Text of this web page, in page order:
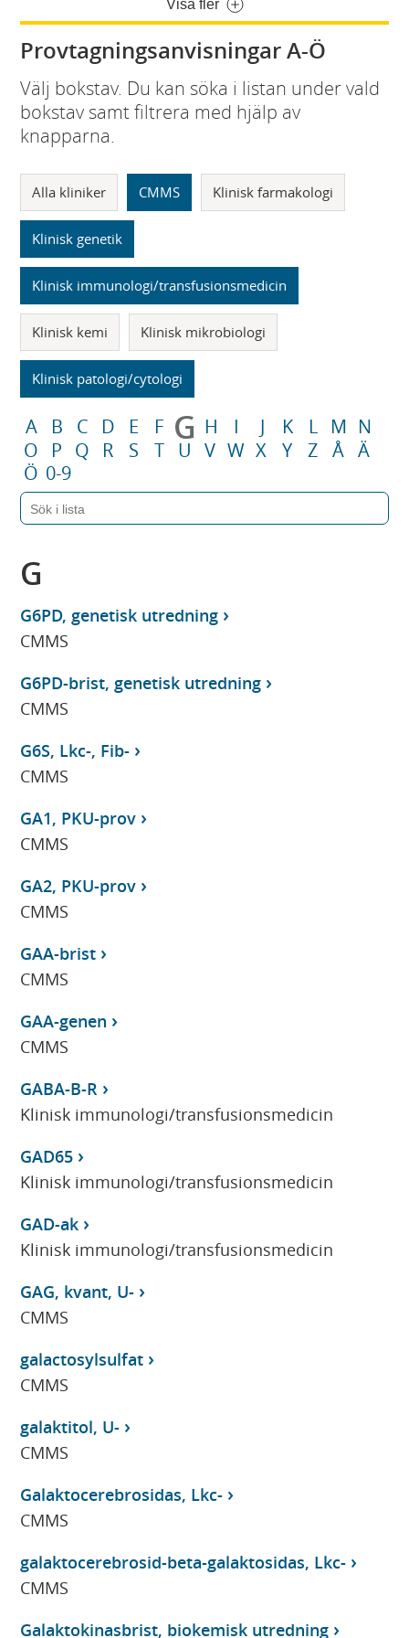
Visa fler
Provtagningsanvisningar A-Ö
Välj bokstav. Du kan söka i listan under vald
bokstav samt filtrera med hjälp av
knapparna.
Alla kliniker CMMS Klinisk farmakologi
Klinisk genetik
Klinisk immunologi/transfusionsmedicin
Klinisk kemi Klinisk mikrobiologi
Klinisk patologi/cytologi
A B C D E F G H I J K L M N
O
P Q R S T U V W X Y Z Å Ä
Ö 0-9
G
G6PD, genetisk utredning
CMMS
G6PD-brist, genetisk utredning
CMMS
G6S, Lkc-, Fib-
CMMS
GA1, PKU-prov
CMMS
GA2, PKU-prov
CMMS
GAA-brist
CMMS
GAA-genen
CMMS
GABA-B-R
Klinisk immunologi/transfusionsmedicin
GAD65
Klinisk immunologi/transfusionsmedicin
GAD-ak
Klinisk immunologi/transfusionsmedicin
GAG, kvant, U-
CMMS
galactosylsulfat
CMMS
galaktitol, U-
CMMS
Galaktocerebrosidas, Lkc-
CMMS
galaktocerebrosid-beta-galaktosidas, Lkc-
CMMS
Galaktokinasbrist, biokemisk utredning